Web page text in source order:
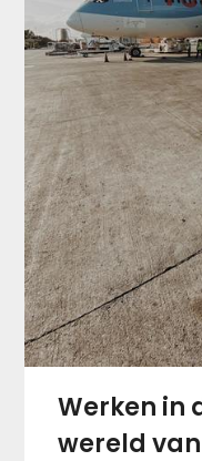
Werken in
wereld